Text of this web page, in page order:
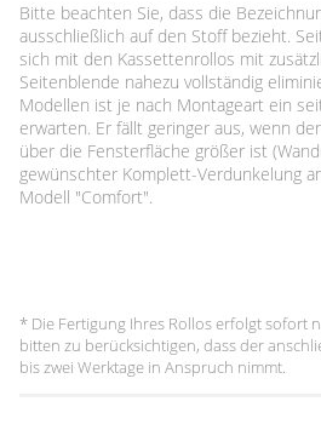
Bitte beachten Sie, dass die
ausschließlich auf den Stoff bezieht.
sich mit den Kassettenrollos mit
Seitenblende nahezu vollständig
Modellen ist je nach Montageart ein
erwarten. Er fällt geringer aus, wenn
über die Fensterfläche größer ist
gewünschter Komplett-Verdunkelung
Modell "Comfort".
* Die Fertigung Ihres Rollos erfolgt sofort
bitten zu berücksichtigen, dass der
bis zwei Werktage in Anspruch nimmt.